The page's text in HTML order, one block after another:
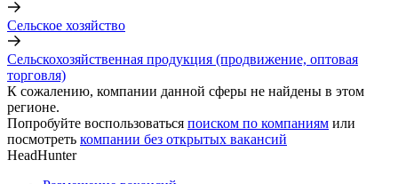
Сельское хозяйство
Сельскохозяйственная продукция (продвижение, оптовая
торговля)
К сожалению, компании данной сферы не найдены в этом
регионе.
Попробуйте воспользоваться поиском по компаниям или
посмотреть компании без открытых вакансий
HeadHunter